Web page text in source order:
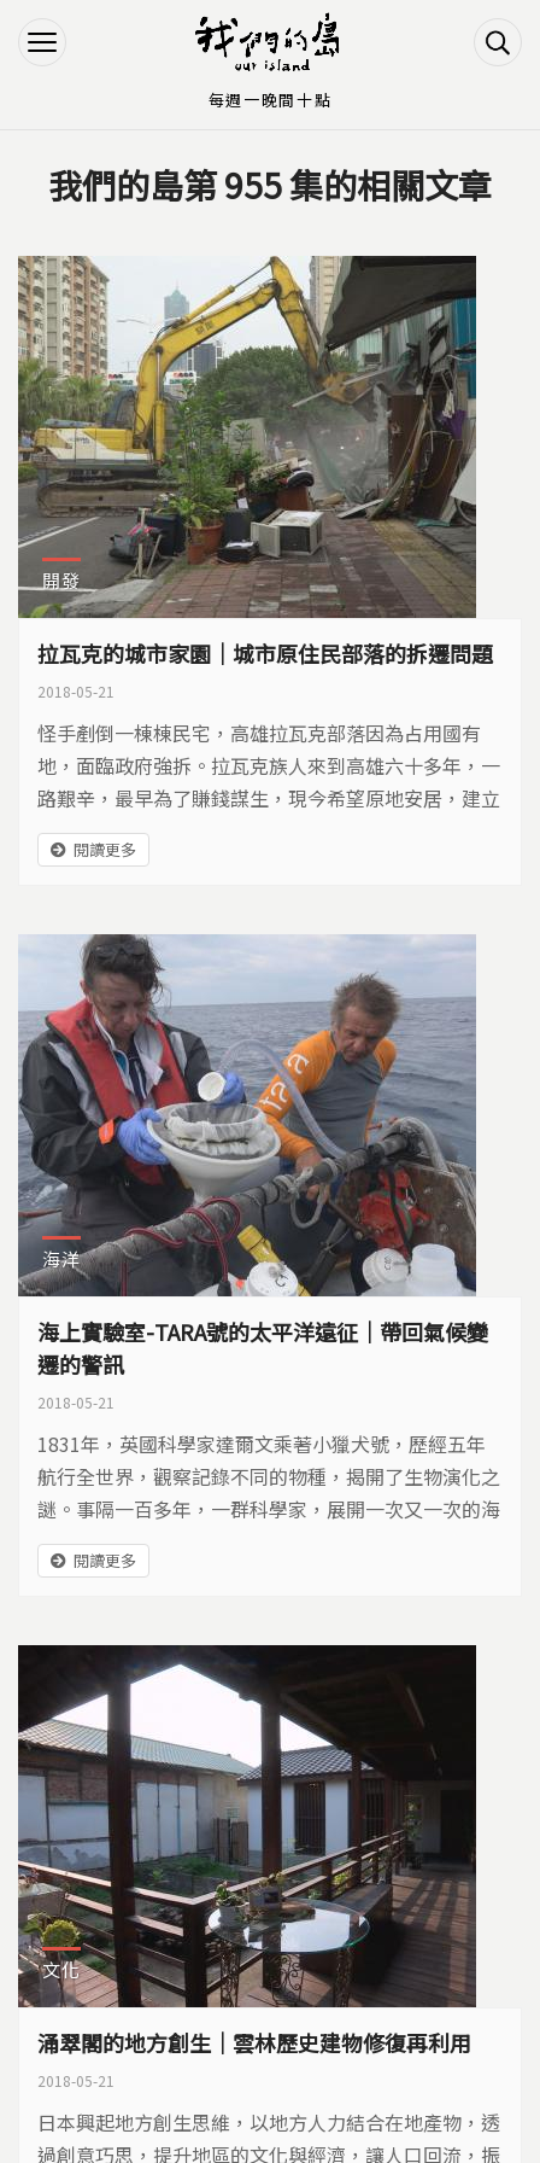
Jump to Navigation
Jump to Main content
您在這裡
我們的島第 955 集的相關文章
開發
拉瓦克的城市家園｜城市原住民部落的拆遷問題
2018-05-21
怪手剷倒一棟棟民宅，高雄拉瓦克部落因為占用國有
地，面臨政府強拆。拉瓦克族人來到高雄六十多年，一
路艱辛，最早為了賺錢謀生，現今希望原地安居，建立
一個城市部落。
閱讀更多
海洋
海上實驗室-TARA號的太平洋遠征｜帶回氣候變
遷的警訊
2018-05-21
1831年，英國科學家達爾文乘著小獵犬號，歷經五年
航行全世界，觀察記錄不同的物種，揭開了生物演化之
謎。事隔一百多年，一群科學家，展開一次又一次的海
洋遠征冒險，他們的任務，是在汪洋大海中，帶回氣候
變遷的警訊…
閱讀更多
文化
涌翠閣的地方創生｜雲林歷史建物修復再利用
2018-05-21
日本興起地方創生思維，以地方人力結合在地產物，透
過創意巧思，提升地區的文化與經濟，讓人口回流，振
每週一晚間十點